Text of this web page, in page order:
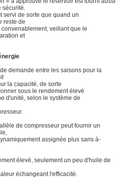
sécurité.
servi de sorte que quand un
reste de
veillant que le
et
demande entre les saisons pour la
la capacité, de sorte
sous le rendement élevé
d'unité, selon le système de
de compresseur peut fournir un
assignée plus sans à-
élevé, seulement un peu d'huile de
échangeant l'efficacité.